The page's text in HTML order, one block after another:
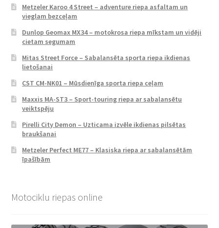
Metzeler Karoo 4 Street – adventure riepa asfaltam un
vieglam bezceļam
Dunlop Geomax MX34 – motokrosa riepa mīkstam un vidēji
cietam segumam
Mitas Street Force – Sabalansēta sporta riepa ikdienas
lietošanai
CST CM-NK01 – Mūsdienīga sporta riepa ceļam
Maxxis MA-ST3 – Sport-touring riepa ar sabalansētu
veiktspēju
Pirelli City Demon – Uzticama izvēle ikdienas pilsētas
braukšanai
Metzeler Perfect ME77 – Klasiska riepa ar sabalansētām
īpašībām
Motociklu riepas online